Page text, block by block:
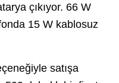
çıkıyor. 66 W
15 W kablosuz
satışa